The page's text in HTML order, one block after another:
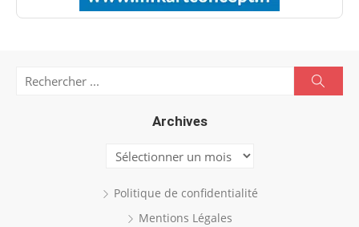
Archives
Archives
Politique de confidentialité
Mentions Légales